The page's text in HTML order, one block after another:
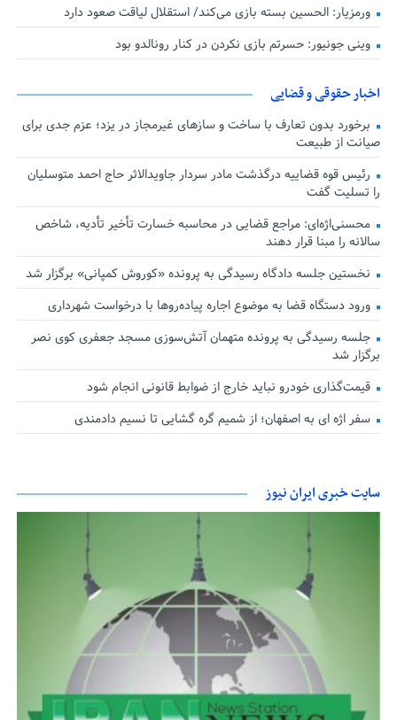
ورمزیار: الحسین بسته بازی می‌کند/ استقلال لیاقت صعود دارد
وینی جونیور: حسرتم بازی نکردن در کنار رونالدو بود
اخبار حقوقی و قضایی
برخورد بدون تعارف با ساخت‌ و سازهای غیرمجاز در یزد؛ عزم جدی برای
صیانت از طبیعت
رئیس قوه قضاییه درگذشت مادر سردار جاویدالاثر حاج احمد متوسلیان
را تسلیت گفت
محسنی‌اژه‌ای: مراجع قضایی در محاسبه خسارت تأخیر تأدیه، شاخص
سالانه را مبنا قرار دهند
نخستین جلسه دادگاه رسیدگی به پرونده «کوروش کمپانی» برگزار شد
ورود دستگاه قضا به موضوع اجاره پیاده‌روها با درخواست شهرداری
جلسه رسیدگی به پرونده متهمان آتش‌سوزی مسجد جعفری کوی نصر
برگزار شد
قیمت‌گذاری خودرو نباید خارج از ضوابط قانونی انجام شود
سفر اژه ای به اصفهان؛ از شمیم گره گشایی تا نسیم دادمندی
سایت خبری ایران نیوز